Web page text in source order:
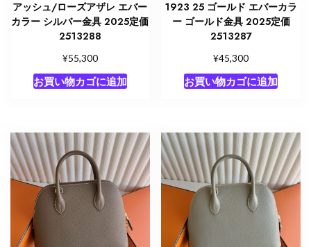
アッシュ/ローズアザレ エバー
カラー シルバー金具 2025定価
2513288
¥55,300
お買い物カゴに追加
1923 25 ゴールド エバーカラ
ー ゴールド金具 2025定価
2513287
¥45,300
お買い物カゴに追加